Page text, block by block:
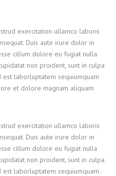
exercitation ullamco laboris
Duis aute irure dolor in
cillum dolore eu fugiat nulla
non proident, sunt in culpa
laborluptatem sequiumquam
et dolore magnam aliquam
exercitation ullamco laboris
Duis aute irure dolor in
cillum dolore eu fugiat nulla
non proident, sunt in culpa
laborluptatem sequiumquam.